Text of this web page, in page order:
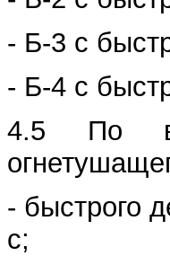
- Б-3 с
- Б-4 с
4.5 По
- быстрого
с;